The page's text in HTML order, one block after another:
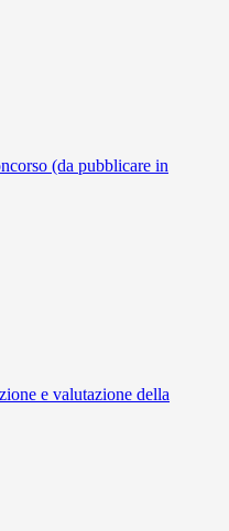
(da pubblicare in
e valutazione della